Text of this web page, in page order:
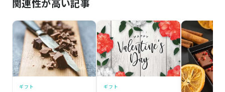
関連性が高い記事
ギフト ギフト